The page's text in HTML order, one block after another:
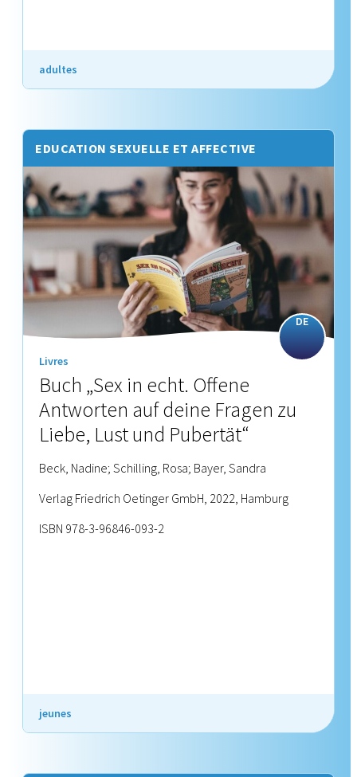
adultes
EDUCATION SEXUELLE ET AFFECTIVE
DE
Livres
Buch „Sex in echt. Offene
Antworten auf deine Fragen zu
Liebe, Lust und Pubertät“
Beck, Nadine; Schilling, Rosa; Bayer, Sandra
Verlag Friedrich Oetinger GmbH, 2022, Hamburg
ISBN 978-3-96846-093-2
jeunes